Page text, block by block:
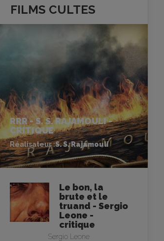
FILMS CULTES
RRR - S. S. RAJAMOULI -
CRITIQUE
Réalisateur :S. S. Rajamouli
Le bon, la
brute et le
truand - Sergio
Leone -
critique
Sergio Leone